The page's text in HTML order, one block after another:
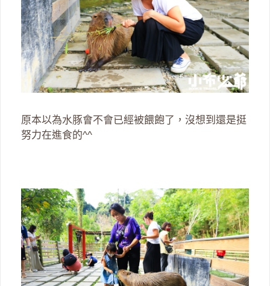
原本以為水豚會不會已經被餵飽了，沒想到還是挺
努力在進食的^^